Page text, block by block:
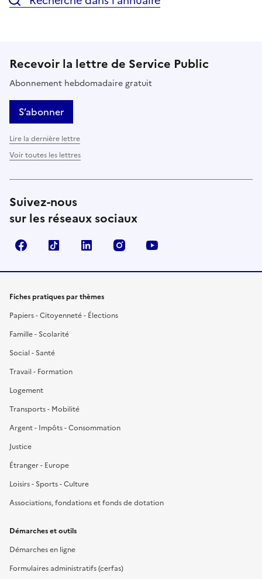
Recevoir la lettre de Service Public
Abonnement hebdomadaire gratuit
S’abonner
Lire la dernière lettre
Voir toutes les lettres
Suivez-nous
sur les réseaux sociaux
FacebookTikTok LinkedIn Instagram
Fiches pratiques par thèmes
Papiers - Citoyenneté - Élections
Famille - Scolarité
Social - Santé
Travail - Formation
Logement
Transports - Mobilité
Argent - Impôts - Consommation
Justice
Étranger - Europe
Loisirs - Sports - Culture
Associations, fondations et fonds de dotation
Démarches et outils
Démarches en ligne
Formulaires administratifs (cerfas)